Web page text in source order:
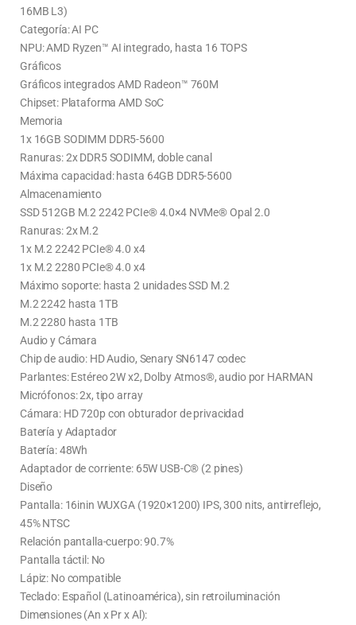
16MB L3)
Categoría: AI PC
NPU: AMD Ryzen™ AI integrado, hasta 16 TOPS
Gráficos
Gráficos integrados AMD Radeon™ 760M
Chipset: Plataforma AMD SoC
Memoria
1x 16GB SODIMM DDR5-5600
Ranuras: 2x DDR5 SODIMM, doble canal
Máxima capacidad: hasta 64GB DDR5-5600
Almacenamiento
SSD 512GB M.2 2242 PCIe® 4.0×4 NVMe® Opal 2.0
Ranuras: 2x M.2
1x M.2 2242 PCIe® 4.0 x4
1x M.2 2280 PCIe® 4.0 x4
Máximo soporte: hasta 2 unidades SSD M.2
M.2 2242 hasta 1TB
M.2 2280 hasta 1TB
Audio y Cámara
Chip de audio: HD Audio, Senary SN6147 codec
Parlantes: Estéreo 2W x2, Dolby Atmos®, audio por HARMAN
Micrófonos: 2x, tipo array
Cámara: HD 720p con obturador de privacidad
Batería y Adaptador
Batería: 48Wh
Adaptador de corriente: 65W USB-C® (2 pines)
Diseño
Pantalla: 16inin WUXGA (1920×1200) IPS, 300 nits, antirreflejo,
45% NTSC
Relación pantalla-cuerpo: 90.7%
Pantalla táctil: No
Lápiz: No compatible
Teclado: Español (Latinoamérica), sin retroiluminación
Dimensiones (An x Pr x Al):